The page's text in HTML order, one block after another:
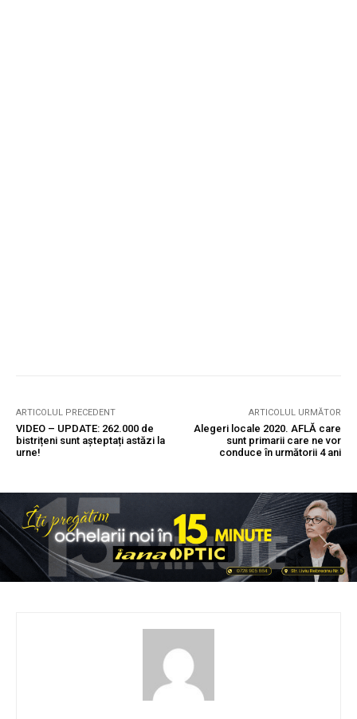
ARTICOLUL PRECEDENT
VIDEO – UPDATE: 262.000 de
bistrițeni sunt așteptați astăzi la
urne!
ARTICOLUL URMĂTOR
Alegeri locale 2020. AFLĂ care
sunt primarii care ne vor
conduce în următorii 4 ani